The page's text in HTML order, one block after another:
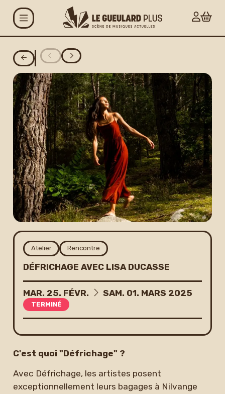
Aller au contenu principal
Atelier Rencontre
DÉFRICHAGE AVEC LISA DUCASSE
DU
MAR. 25. FÉVR. AU
SAM. 01. MARS 2025
TERMINÉ
C'est quoi "Défrichage" ?
Avec Défrichage, les artistes posent
exceptionnellement leurs bagages à Nilvange
Agenda
Projets
Le Gueulard Plus
Accueil et infos
pratiques
Actualités
Espace artistes
Carte G+ et Studio+
Newsletter